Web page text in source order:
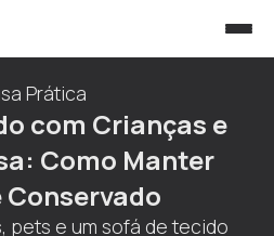
& Utensílios
Essenciais: Quais
na sua Cozinha
praticidade no dia a dia, é
dos eletroportáteis que